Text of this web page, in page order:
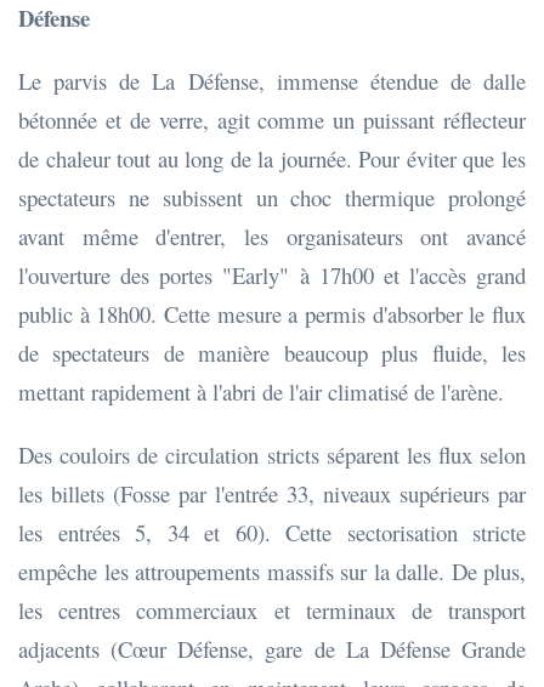
Défense
Le parvis de La Défense, immense étendue de dalle
bétonnée et de verre, agit comme un puissant réflecteur
de chaleur tout au long de la journée. Pour éviter que les
spectateurs ne subissent un choc thermique prolongé
avant même d'entrer, les organisateurs ont avancé
l'ouverture des portes "Early" à 17h00 et l'accès grand
public à 18h00. Cette mesure a permis d'absorber le flux
de spectateurs de manière beaucoup plus fluide, les
mettant rapidement à l'abri de l'air climatisé de l'arène.
Des couloirs de circulation stricts séparent les flux selon
les billets (Fosse par l'entrée 33, niveaux supérieurs par
les entrées 5, 34 et 60). Cette sectorisation stricte
empêche les attroupements massifs sur la dalle. De plus,
les centres commerciaux et terminaux de transport
adjacents (Cœur Défense, gare de La Défense Grande